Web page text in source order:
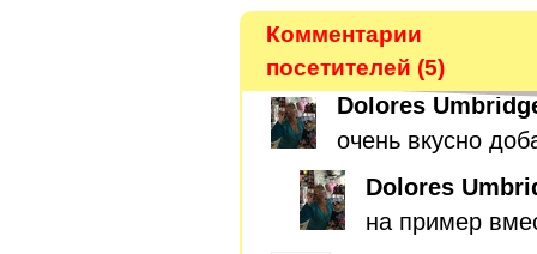
Комментарии
посетителей (5)
Dolores
очень вкусно
Dolores
на пример